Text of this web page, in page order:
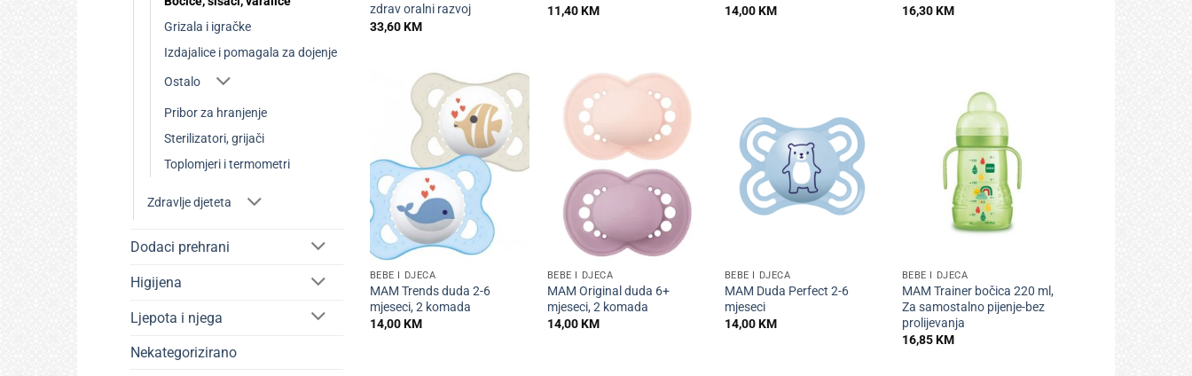
Grizala i igračke
Izdajalice i pomagala za dojenje
Ostalo
Pribor za hranjenje
Sterilizatori, grijači
Toplomjeri i termometri
Zdravlje djeteta
Dodaci prehrani
Higijena
Ljepota i njega
Nekategorizirano
zdrav oralni razvoj
33,60KM
11,40KM
14,00KM
16,30KM
+
BEBE I DJECA
MAM Trends duda 2-6
mjeseci, 2 komada
14,00KM
+
BEBE I DJECA
MAM Original duda 6+
mjeseci, 2 komada
14,00KM
BEBE I DJECA
MAM Duda Perfect 2-6
mjeseci
14,00KM
BEBE I DJECA
MAM Trainer bočica 220 ml,
Za samostalno pijenje-bez
prolijevanja
16,85KM